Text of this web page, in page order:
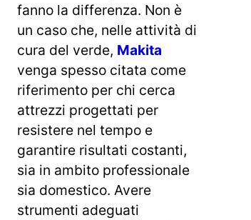
fanno la differenza. Non è
un caso che, nelle attività di
cura del verde, Makita
venga spesso citata come
riferimento per chi cerca
attrezzi progettati per
resistere nel tempo e
garantire risultati costanti,
sia in ambito professionale
sia domestico. Avere
strumenti adeguati